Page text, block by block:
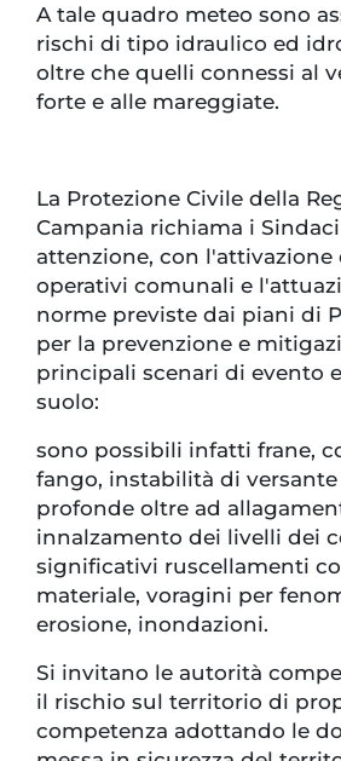
A tale quadro meteo sono
rischi di tipo idraulico ed
oltre che quelli connessi al
forte e alle mareggiate.
La Protezione Civile della
Campania richiama i
attenzione, con l'attivazione
operativi comunali e
norme previste dai piani di
per la prevenzione e
principali scenari di evento
suolo:
sono possibili infatti frane,
fango, instabilità di
profonde oltre ad
innalzamento dei livelli dei
significativi ruscellamenti
materiale, voragini per
erosione, inondazioni.
Si invitano le autorità
il rischio sul territorio di
competenza adottando le